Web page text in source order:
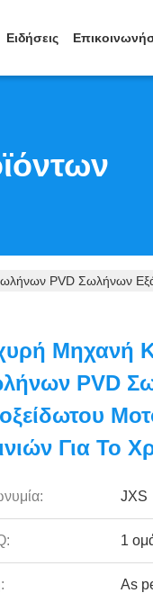
Ειδήσεις
PVD Σωλήνων
Μηχανή
PVD
Για Το
JXS
1
As